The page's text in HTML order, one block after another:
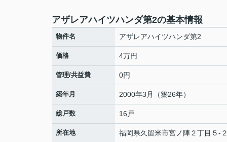
アザレアハイツハンダ第2の基本情報
物件名 アザレアハイツハンダ第2
価格 4万円
管理/共益費 0円
築年月 2000年3月（築26年）
総戸数 16戸
所在地 福岡県久留米市宮ノ陣２丁目５-２